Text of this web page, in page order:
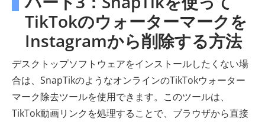
TikTokのウォーターマークを
Instagramから削除する方法
デスクトップソフトウェアをインストールしたくない場
合は、SnapTikのようなオンラインのTikTokウォーター
マーク除去ツールを使用できます。このツールは、
TikTok動画リンクを処理することで、ブラウザから直接